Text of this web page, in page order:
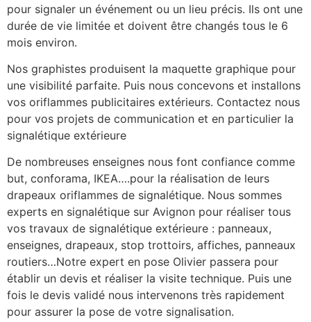
pour signaler un événement ou un lieu précis. Ils ont une
durée de vie limitée et doivent être changés tous le 6
mois environ.
Nos graphistes produisent la maquette graphique pour
une visibilité parfaite. Puis nous concevons et installons
vos oriflammes publicitaires extérieurs. Contactez nous
pour vos projets de communication et en particulier la
signalétique extérieure
De nombreuses enseignes nous font confiance comme
but, conforama, IKEA….pour la réalisation de leurs
drapeaux oriflammes de signalétique. Nous sommes
experts en signalétique sur Avignon pour réaliser tous
vos travaux de signalétique extérieure : panneaux,
enseignes, drapeaux, stop trottoirs, affiches, panneaux
routiers…Notre expert en pose Olivier passera pour
établir un devis et réaliser la visite technique. Puis une
fois le devis validé nous intervenons très rapidement
pour assurer la pose de votre signalisation.